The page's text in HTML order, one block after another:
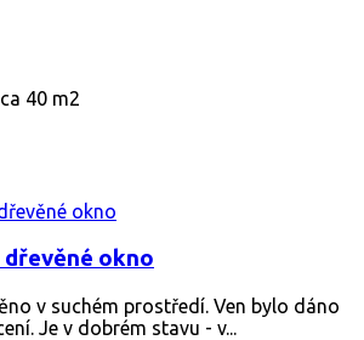
40 m2
okno
v suchém prostředí. Ven bylo dáno
Je v dobrém stavu - v...